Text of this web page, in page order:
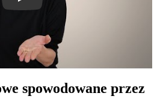
spowodowane przez